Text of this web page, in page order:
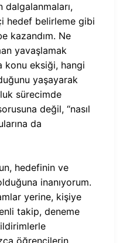
hedef belirleme gibi
kazandım. Ne
yavaşlamak
konu eksiği, hangi
yaşayarak
sürecimde
değil, “nasıl
da
hedefinin ve
inanıyorum.
yerine, kişiye
takip, deneme
öğrencilerin